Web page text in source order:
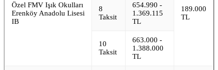
Özel FMV Işık Okulları
Erenköy Anadolu Lisesi
IB
189.000
TL
8
Taksit
654.990 -
1.369.115
TL
10
Taksit
663.000 -
1.388.000
TL